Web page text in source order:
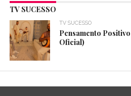
TV SUCESSO
TV SUCESSO
Pensamento
Oficial)